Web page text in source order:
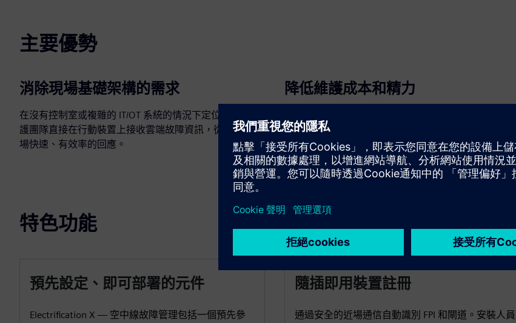
主要優勢
消除現場基礎架構的需求
在沒有控制室或複雜的 IT/OT 系統的情況下定位故障。維
護團隊直接在行動裝置上接收雲端故障資訊，從而實現現
場快速、有效率的回應。
降低維護成本和精力
快速更換。雲端系統獨立運作，降低持續維護需求。
特色功能
預先設定、即可部署的元件
Electrification X — 空中線故障管理包括一個預先參
隨插即用裝置註冊
通過安全的近場通信自動識別 FPI 和閘道。安裝人員